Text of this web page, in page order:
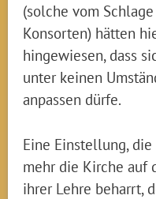
(solche vom
Konsorten) hätten
hingewiesen, dass
unter keinen
anpassen dürfe.
Eine Einstellung,
mehr die Kirche auf
ihrer Lehre beharrt,